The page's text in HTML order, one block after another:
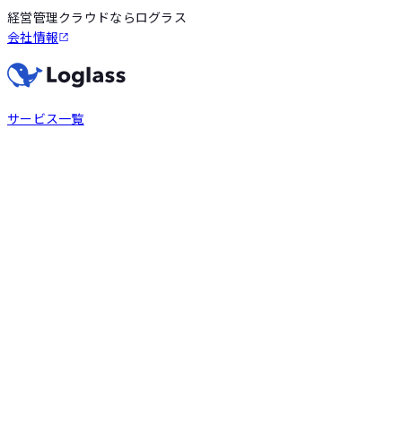
経営管理クラウドならログラス
会社情報
サービス一覧